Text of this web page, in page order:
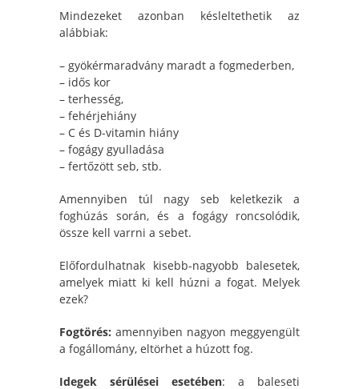
Mindezeket azonban késleltethetik az
alábbiak:
– gyökérmaradvány maradt a fogmederben,
– idős kor
– terhesség,
– fehérjehiány
– C és D-vitamin hiány
– fogágy gyulladása
– fertőzött seb, stb.
Amennyiben túl nagy seb keletkezik a
foghúzás során, és a fogágy roncsolódik,
össze kell varrni a sebet.
Előfordulhatnak kisebb-nagyobb balesetek,
amelyek miatt ki kell húzni a fogat. Melyek
ezek?
Fogtörés: amennyiben nagyon meggyengült
a fogállomány, eltörhet a húzott fog.
Idegek sérülései esetében: a baleseti